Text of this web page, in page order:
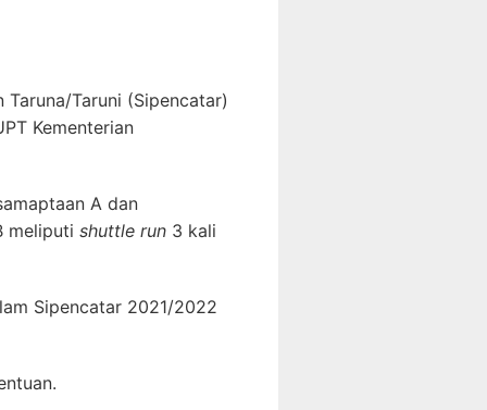
Taruni (Sipencatar)
Kementerian
A dan
meliputi shuttle run 3 kali
Sipencatar 2021/2022